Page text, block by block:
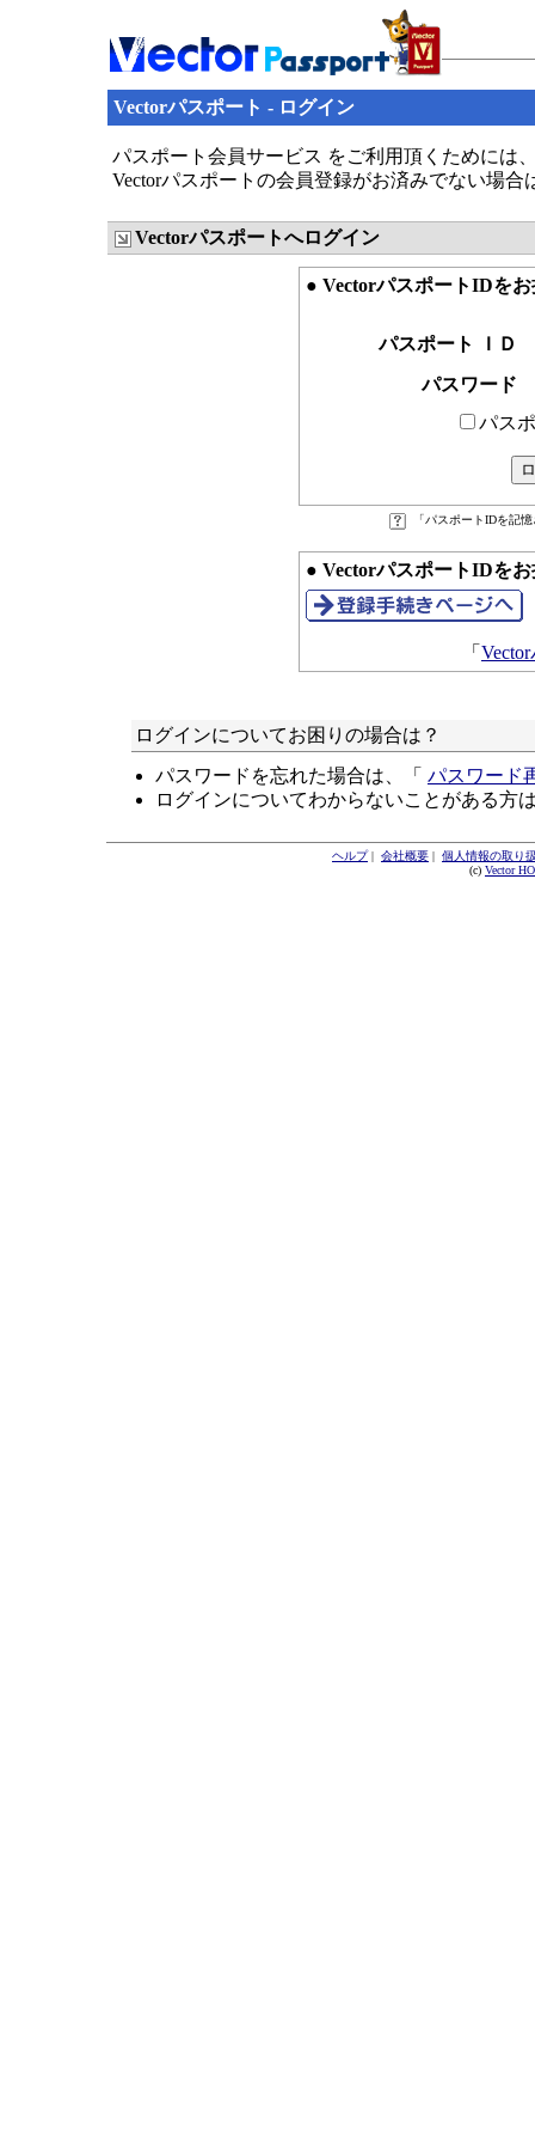
Vectorパスポート - ログイン
パスポート会員サービス をご利用頂くためには
Vectorパスポートの会員登録がお済みでない場
Vectorパスポートへログイン
● VectorパスポートIDを
パスポート ＩＤ
パスワード
パス
「パスポートIDを記
● VectorパスポートIDを
「
ログインについてお困りの場合は？
パスワードを忘れた場合は、「 パスワード
ログインについてわからないことがある方
ヘルプ| 会社概要 | 個人情報の取り
(c) Vector